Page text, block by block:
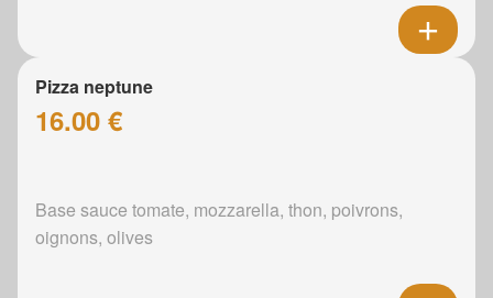
Pizza neptune
16.00 €
Base sauce tomate, mozzarella, thon, poivrons,
oignons, olives